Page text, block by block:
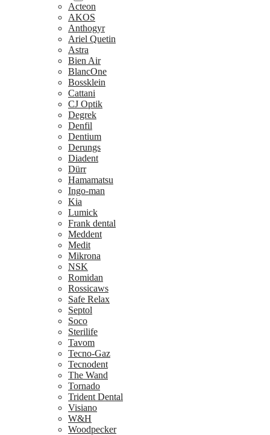
Acteon
AKOS
Anthogyr
Ariel Quetin
Astra
Bien Air
BlancOne
Bossklein
Cattani
CJ Optik
Degrek
Denfil
Dentium
Derungs
Diadent
Dürr
Hamamatsu
Ingo-man
Kia
Lumick
Frank dental
Meddent
Medit
Mikrona
NSK
Romidan
Rossicaws
Safe Relax
Septol
Soco
Sterilife
Tavom
Tecno-Gaz
Tecnodent
The Wand
Tornado
Trident Dental
Visiano
W&H
Woodpecker